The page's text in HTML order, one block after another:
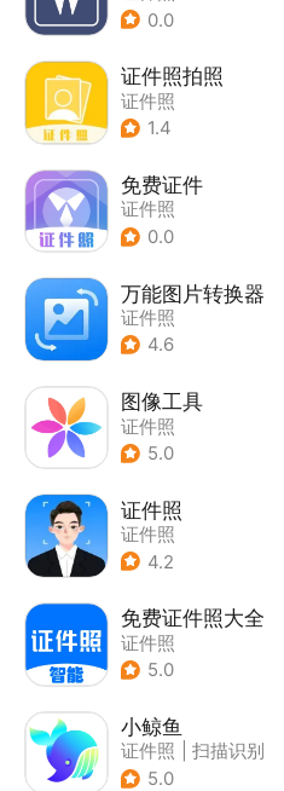
0.0
证件照拍照
证件照
1.4
免费证件
证件照
0.0
万能图片转换器
证件照
4.6
图像工具
证件照
5.0
证件照
证件照
4.2
免费证件照大全
证件照
5.0
小鲸鱼
证件照
扫描识别
5.0